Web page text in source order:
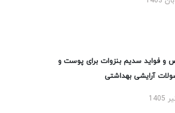
و فواید سدیم بنزوات برای پوست و
آرایشی بهداشتی